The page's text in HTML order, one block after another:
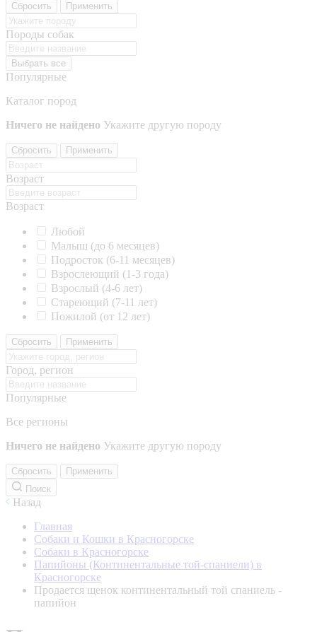
Сбросить Применить
Породы собак
Выбрать все
Популярные
Каталог пород
Ничего не найдено Укажите другую породу
Сбросить Применить
Возраст
Возраст
Любой
Малыш (до 6 месяцев)
Подросток (6-11 месяцев)
Взрослеющий (1-3 года)
Взрослый (4-6 лет)
Стареющий (7-11 лет)
Пожилой (от 12 лет)
Сбросить Применить
Город, регион
Популярные
Все регионы
Ничего не найдено Укажите другую породу
Сбросить
Применить
Поиск
Назад
Главная
Собаки и Кошки в Красногорске
Собаки в Красногорске
Папийоны (Континентальные той-спаниели) в
Красногорске
Продается щенок континентальный той спаниель -
папийон